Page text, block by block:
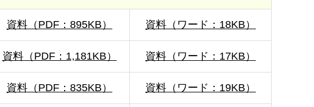
資料（PDF：895KB） 資料（ワード：18KB）
資料（PDF：1,181KB） 資料（ワード：17KB）
資料（PDF：835KB） 資料（ワード：19KB）